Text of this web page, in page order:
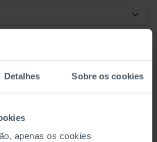
Detalhes Sobre os cookies
apenas os cookies